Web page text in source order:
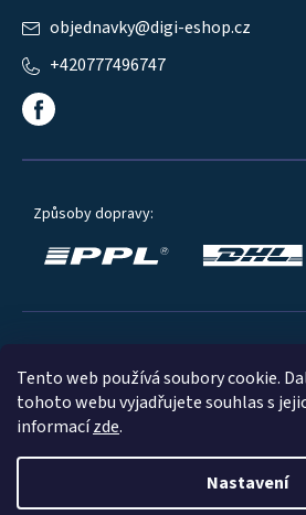
Tento web používá soubory cookie.
tohoto webu vyjadřujete souhlas s
informacízde.
Nastavení
objednavky@digi-eshop.cz
+420777496747
Způsoby dopravy:
Oblíbené způsoby platby: